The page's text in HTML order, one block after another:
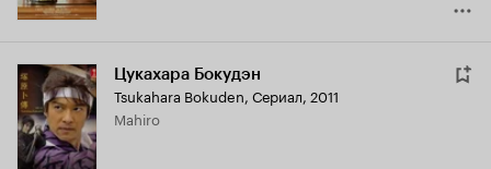
Цукахара Бокудэн
Tsukahara Bokuden, Сериал, 2011
Mahiro